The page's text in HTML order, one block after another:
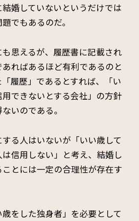
婚していないというだけでは
でもあるのだ。
思えるが、履歴書に記載され
ればあるほど有利であるのと
履歴」であるとすれば、「い
できないとする会社」の方針
いのである。
る人はいないが「いい歳して
信用しない」と考え、結婚し
とには一定の合理性が存在す
をした独身者」を必要として